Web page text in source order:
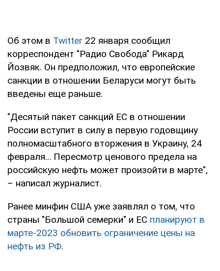
Об этом в Twitter 22 января сообщил
корреспондент "Радио Свобода" Рикард
Йозвяк. Он предположил, что европейские
санкции в отношении Беларуси могут быть
введены еще раньше.
"Десятый пакет санкций ЕС в отношении
России вступит в силу в первую годовщину
полномасштабного вторжения в Украину, 24
февраля... Пересмотр ценового предела на
российскую нефть может произойти в марте",
– написал журналист.
Ранее минфин США уже заявлял о том, что
страны "Большой семерки" и ЕС планируют в
марте-2023 обновить ограничение цены на
нефть из РФ.